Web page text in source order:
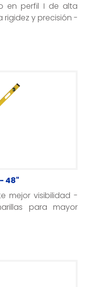
en perfil I de alta
rigidez y precisión -
48"
mejor visibilidad -
para mayor